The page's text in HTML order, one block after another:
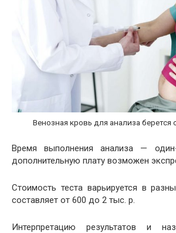
Венозная кровь для анализа берется
Время выполнения анализа —
дополнительную плату возможен
Стоимость теста варьируется в
составляет от 600 до 2 тыс. р.
Интерпретацию результатов и